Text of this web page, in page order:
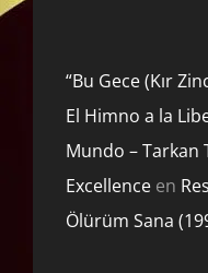
“Bu Gece (Kır
El Himno a la
Mundo – Tarkan
Excellence en
Ölürüm Sana